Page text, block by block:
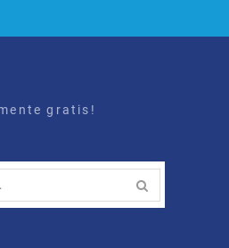
gratis!